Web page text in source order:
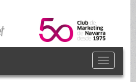
Toggle
navigation